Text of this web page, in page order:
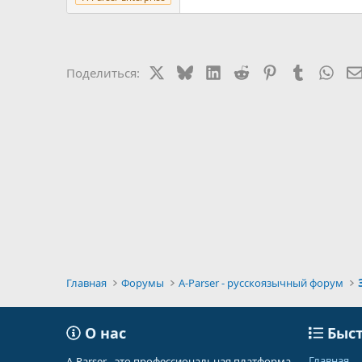
Поделиться: BlueskyLinkedIn
Reddit PinterestTumblr
Главная Форумы A-Parser - русскоязычный форум
О нас